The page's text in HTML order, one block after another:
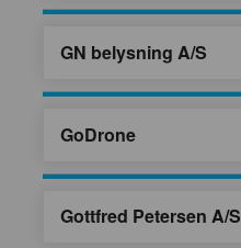
GN belysning A/S
GoDrone
Gottfred Petersen A/S